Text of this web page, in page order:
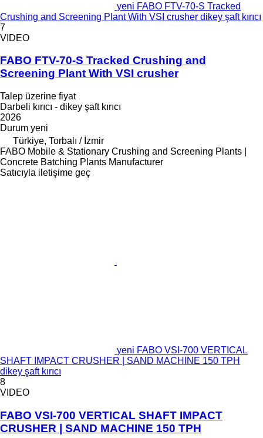
yeni FABO FTV-70-S Tracked
Crushing and Screening Plant With VSI crusher dikey şaft kırıcı
7
VIDEO
FABO FTV-70-S Tracked Crushing and
Screening Plant With VSI crusher
Talep üzerine fiyat
Darbeli kırıcı - dikey şaft kırıcı
2026
Durum yeni
Türkiye, Torbalı / İzmir
FABO Mobile & Stationary Crushing and Screening Plants |
Concrete Batching Plants Manufacturer
Satıcıyla iletişime geç
yeni FABO VSI-700 VERTICAL
SHAFT IMPACT CRUSHER | SAND MACHINE 150 TPH
dikey şaft kırıcı
8
VIDEO
FABO VSI-700 VERTICAL SHAFT IMPACT
CRUSHER | SAND MACHINE 150 TPH